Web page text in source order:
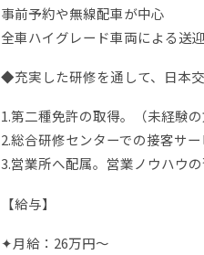
事前予約や無線配車が中心
全車ハイグレード車両による送
◆充実した研修を通して、日本
1.第二種免許の取得。（未経験の
2.総合研修センターでの接客サー
3.営業所へ配属。営業ノウハウ
【給与】
✦月給：26万円～